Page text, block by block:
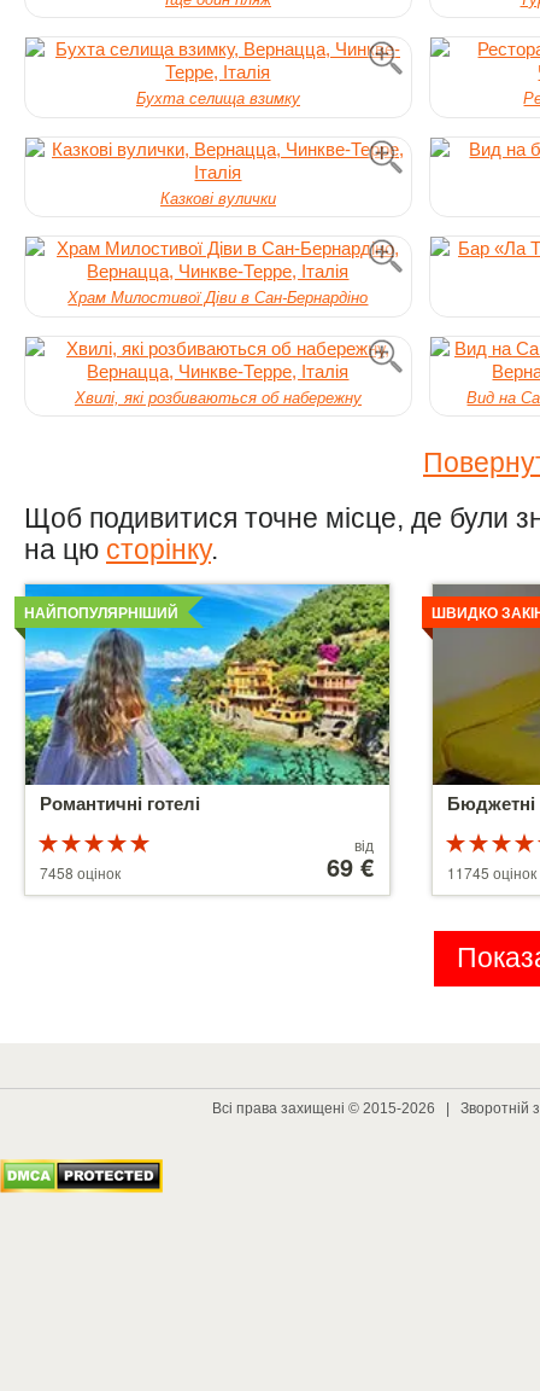
Бухта селища взимку
Казкові вулички
Храм Милостивої Діви в Сан-Бернардіно
Хвилі, які розбиваються об набережну Вид на
Щоб подивитися точне місце, де були
на цю сторінку.
Романтичні готелі
НАЙПОПУЛЯРНІШИЙ
7458 оцінок
від
69 €
Детальніше
Бюджетні
ШВИДКО
11745 оцінок
Детальніше
Всі права захищені © 2015-2026 | Зворотній